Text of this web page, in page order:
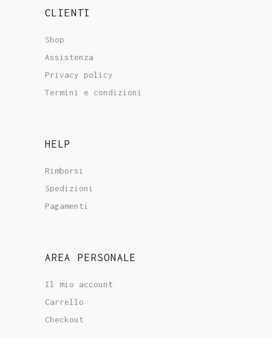
CLIENTI
Shop
Assistenza
Privacy policy
Termini e condizioni
HELP
Rimborsi
Spedizioni
Pagamenti
AREA PERSONALE
Il mio account
Carrello
Checkout